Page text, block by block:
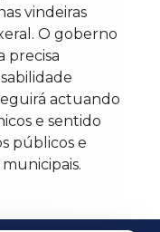
vindeiras
O goberno
precisa
actuando
e sentido
públicos e